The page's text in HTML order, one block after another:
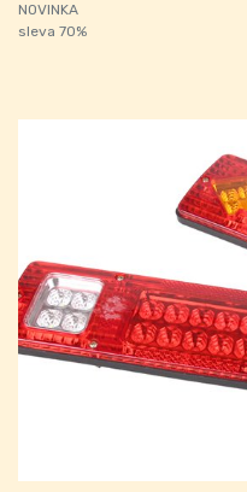
NOVINKA
sleva 70%